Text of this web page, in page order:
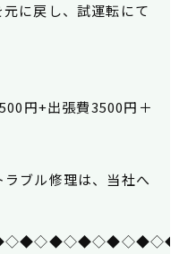
に戻し、試運転にて
円+出張費3500円＋
ブル修理は、当社へ